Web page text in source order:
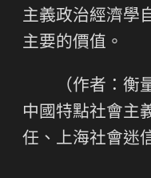
主義政治經濟學
主要的價值。
（作者：衡
中國特點社會主
任、上海社會迷